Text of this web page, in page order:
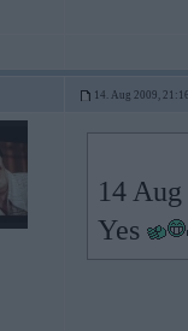
14. Aug 2009,
14
Yes